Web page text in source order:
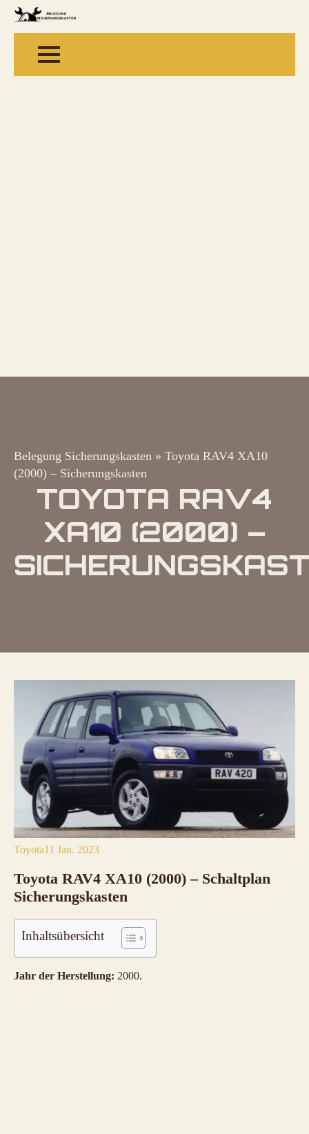
Belegung Sicherungskasten » Toyota RAV4 XA10
(2000) – Sicherungskasten
TOYOTA RAV4
XA10 (2000) –
Toyota11 Jan. 2023
Toyota RAV4 XA10 (2000) – Schaltplan
Sicherungskasten
Inhaltsübersicht
Jahr der Herstellung: 2000.